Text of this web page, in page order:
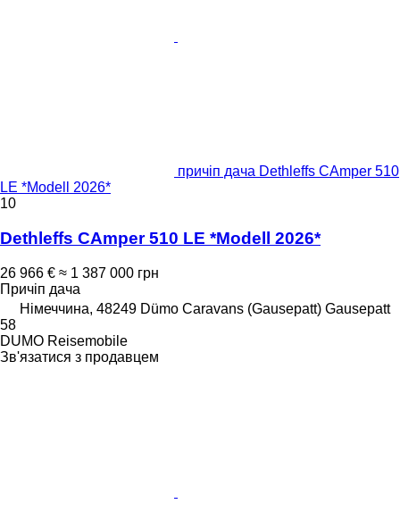
причіп дача Dethleffs CAmper 510
LE *Modell 2026*
10
Dethleffs CAmper 510 LE *Modell 2026*
26 966 € ≈ 1 387 000 грн
Причіп дача
Німеччина, 48249 Dümo Caravans (Gausepatt) Gausepatt
58
DUMO Reisemobile
Зв'язатися з продавцем